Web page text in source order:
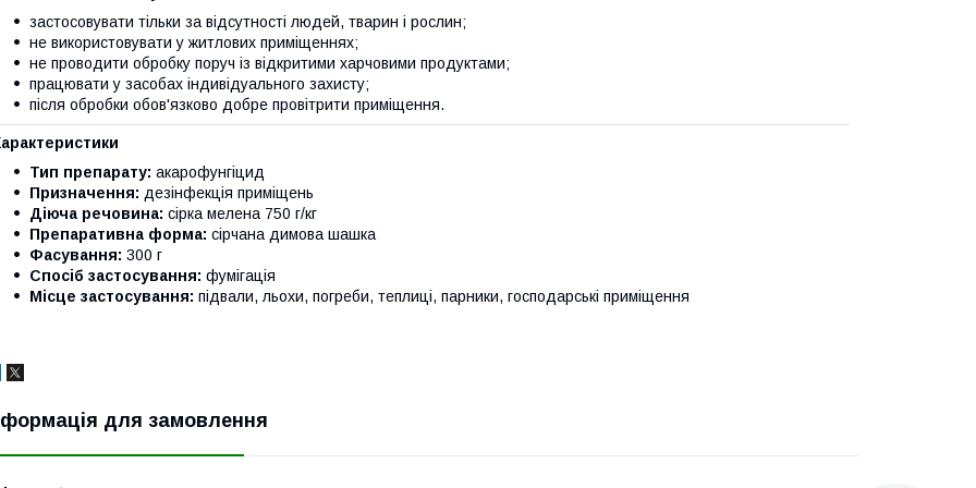
застосовувати тільки за відсутності людей, тварин і рослин;
не використовувати у житлових приміщеннях;
не проводити обробку поруч із відкритими харчовими продуктами;
працювати у засобах індивідуального захисту;
після обробки обов'язково добре провітрити приміщення.
Тип препарату: акарофунгіцид
Призначення: дезінфекція приміщень
Діюча речовина: сірка мелена 750 г/кг
Препаративна форма: сірчана димова шашка
Фасування: 300 г
Спосіб застосування: фумігація
Місце застосування: підвали, льохи, погреби, теплиці, парники, господарські приміщення
для замовлення